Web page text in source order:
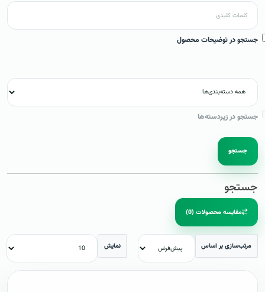
جستجو در توضیحات محصول
جستجو در زیردسته‌ها
جستجو
جستجو
مقایسه محصولات (0)
مرتب‌سازی بر اساس نمایش